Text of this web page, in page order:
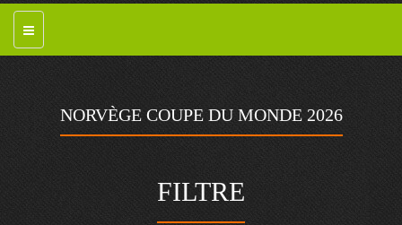
NORVÈGE COUPE DU MONDE 2026
FILTRE